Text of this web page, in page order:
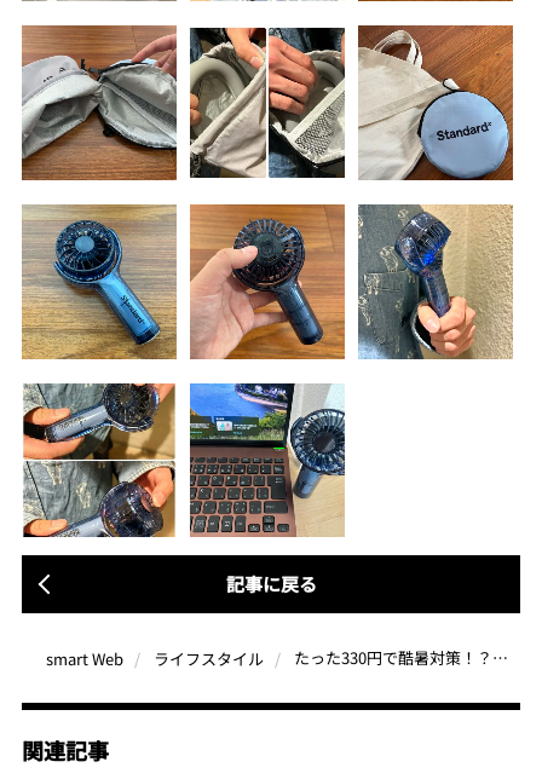
記事に戻る
smart Web ライフスタイル たった330円で酷暑対策！？ダイソー発「スタンダードプロダクツ」の“ひんやりグッズ”が今年もやばい【4商品使用レビュー】
関連記事